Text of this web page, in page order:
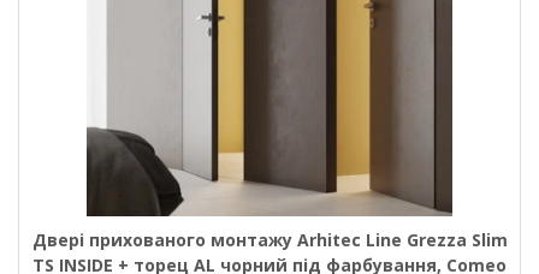
Двері прихованого монтажу Arhitec Line Grezza Slim
TS INSIDE + торец AL чорний під фарбування, Comeo